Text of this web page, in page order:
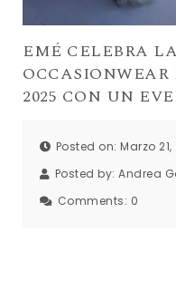
EMÉ CELEBRA
2025 CON UN
Posted on: Marzo 21,
Posted by: Andrea
Comments: 0